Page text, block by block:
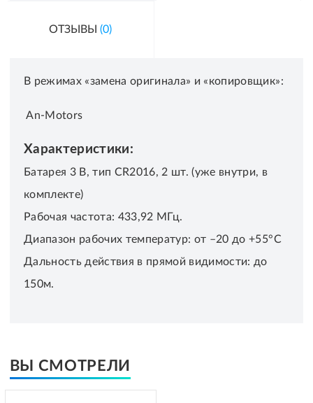
ОТЗЫВЫ (0)
В режимах «замена оригинала» и «копировщик»:
An-Motors
Характеристики:
Батарея 3 В, тип CR2016, 2 шт. (уже внутри, в
комплекте)
Рабочая частота: 433,92 МГц.
Диапазон рабочих температур: от –20 до +55°C
Дальность действия в прямой видимости: до
150м.
ВЫ СМОТРЕЛИ